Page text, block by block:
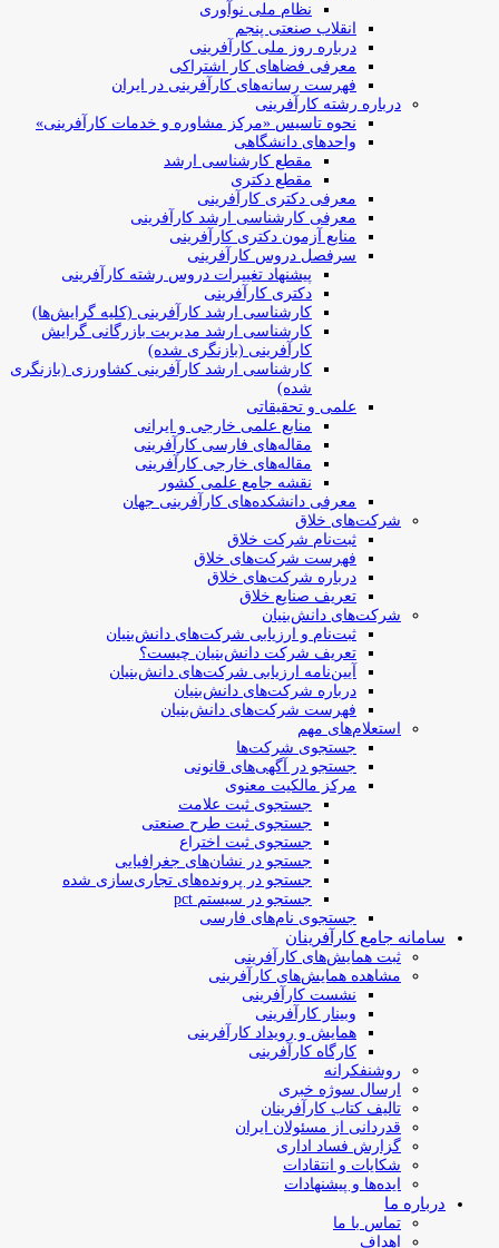
نظام ملی نوآوری
انقلاب صنعتی پنجم
درباره روز ملی کارآفرینی
معرفی فضاهای کار اشتراکی
فهرست رسانه‌های کارآفرینی در ایران
درباره رشته کارآفرینی
نحوه تاسیس «مرکز مشاوره و خدمات کارآفرینی»
واحدهای دانشگاهی
مقطع کارشناسی ارشد
مقطع دکتری
معرفی دکتری کارآفرینی
معرفی کارشناسی ارشد کارآفرینی
منابع آزمون دکتری کارآفرینی
سرفصل دروس کارآفرینی
پیشنهاد تغییرات دروس رشته کارآفرینی
دکتری کارآفرینی
کارشناسی ارشد کارآفرینی (کلیه گرایش‌ها)
کارشناسی ارشد مدیریت بازرگانی گرایش
کارآفرینی (بازنگری شده)
کارشناسی ارشد کارآفرینی کشاورزی (بازنگری
شده)
علمی و تحقیقاتی
منابع علمی خارجی و ایرانی
مقاله‌های فارسی کارآفرینی
مقاله‌های خارجی کارآفرینی
نقشه جامع علمی کشور
معرفی دانشکده‌های کارآفرینی جهان
شرکت‌های خلاق
ثبت‌نام شرکت خلاق
فهرست شرکت‌های خلاق
درباره شرکت‌های خلاق
تعریف صنایع خلاق
شرکت‌های دانش‌بنیان
ثبت‌نام و ارزیابی شرکت‌های دانش‌بنیان
تعریف شرکت دانش‌بنیان چیست؟
آیین‌نامه ارزیابی شرکت‌های دانش‌بنیان
درباره شرکت‌های دانش‌بنیان
فهرست شرکت‌های دانش‌بنیان
استعلام‌های مهم
جستجوی شرکت‌ها
جستجو در آگهی‌های قانونی
مرکز مالکیت معنوی
جستجوی ثبت علامت
جستجوی ثبت طرح صنعتی
جستجوی ثبت اختراع
جستجو در نشان‌های جغرافیایی
جستجو در پرونده‌های تجاری‌سازی شده
جستجو در سیستم pct
جستجوی نام‌های فارسی
سامانه جامع کارآفرینان
ثبت همایش‌های کارآفرینی
مشاهده همایش‌های کارآفرینی
نشست کارآفرینی
وبینار کارآفرینی
همایش و رویداد کارآفرینی
کارگاه کارآفرینی
روشنفکرانه
ارسال سوژه‌ خبری
تالیف کتاب کارآفرینان
قدردانی از مسئولان ایران
گزارش فساد اداری
شکایات و انتقادات
ایده‌ها و پیشنهادات
درباره ما
تماس با ما
اهداف